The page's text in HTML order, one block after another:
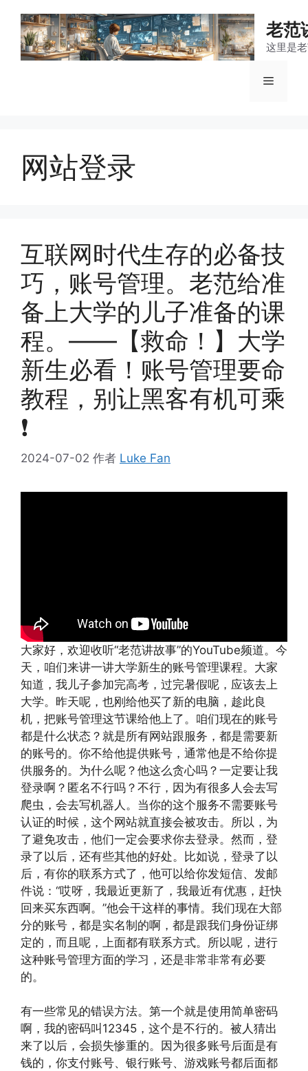
老范
这里是
菜
网站登录
互联网时代生存的必备技
巧，账号管理。老范给准
备上大学的儿子准备的课
程。——【救命！】大学
新生必看！账号管理要命
教程，别让黑客有机可乘
❗
2024-07-02 作者 Luke Fan
大家好，欢迎收听“老范讲故事”的YouTube频道。今
天，咱们来讲一讲大学新生的账号管理课程。大家
知道，我儿子参加完高考，过完暑假呢，应该去上
大学。昨天呢，也刚给他买了新的电脑，趁此良
机，把账号管理这节课给他上了。咱们现在的账号
都是什么状态？就是所有网站跟服务，都是需要新
的账号的。你不给他提供账号，通常他是不给你提
供服务的。为什么呢？他这么贪心吗？一定要让我
登录啊？匿名不行吗？不行，因为有很多人会去写
爬虫，会去写机器人。当你的这个服务不需要账号
认证的时候，这个网站就直接会被攻击。所以，为
了避免攻击，他们一定会要求你去登录。然而，登
录了以后，还有些其他的好处。比如说，登录了以
后，有你的联系方式了，他可以给你发短信、发邮
件说：“哎呀，我最近更新了，我最近有优惠，赶快
回来买东西啊。”他会干这样的事情。我们现在大部
分的账号，都是实名制的啊，都是跟我们身份证绑
定的，而且呢，上面都有联系方式。所以呢，进行
这种账号管理方面的学习，还是非常非常有必要
的。
有一些常见的错误方法。第一个就是使用简单密码
啊，我的密码叫12345，这个是不行的。被人猜出
来了以后，会损失惨重的。因为很多账号后面是有
钱的，你支付账号、银行账号、游戏账号都后面都